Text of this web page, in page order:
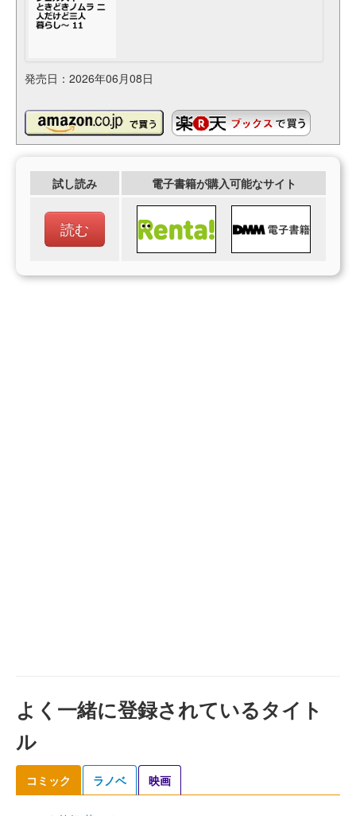
発売日：2026年06月08日
試し読み 電子書籍が購入可能なサイト
読む
よく一緒に登録されているタイト
ル
コミック ラノベ 映画